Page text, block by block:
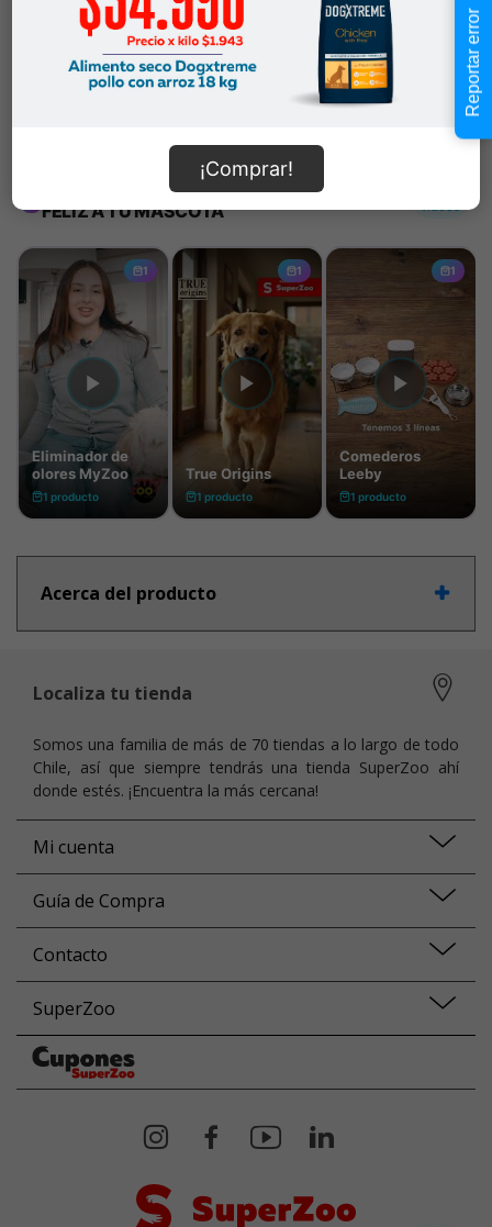
Añadir al carrito
Información de envío
Acerca del producto
¡Comprar!
Localiza tu tienda
Somos una familia de más de 70 tiendas a lo largo de todo
Chile, así que siempre tendrás una tienda SuperZoo ahí
donde estés. ¡Encuentra la más cercana!
Mi cuenta
Guía de Compra
Contacto
SuperZoo
Reportar error